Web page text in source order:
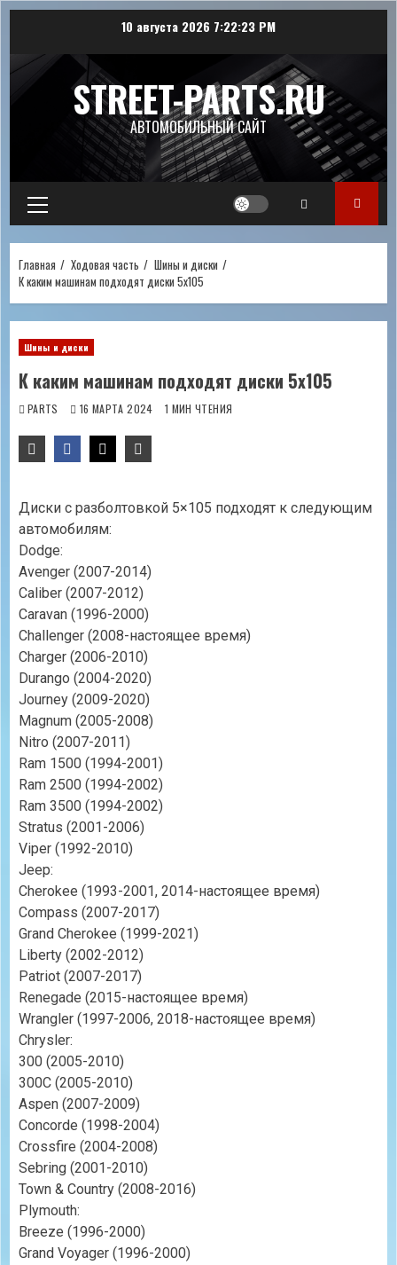
содержимому
10 августа 2026 7:22:23 PM
STREET-PARTS.RU
АВТОМОБИЛЬНЫЙ САЙТ
Основное
меню
Главная Ходовая часть
Шины и диски
К каким машинам подходят диски 5х105
Шины и диски
К каким машинам подходят диски 5х105
PARTS 16 МАРТА 2024 1 МИН ЧТЕНИЯ
Диски с разболтовкой 5×105 подходят к следующим
автомобилям:
Dodge:
Avenger (2007-2014)
Caliber (2007-2012)
Caravan (1996-2000)
Challenger (2008-настоящее время)
Charger (2006-2010)
Durango (2004-2020)
Journey (2009-2020)
Magnum (2005-2008)
Nitro (2007-2011)
Ram 1500 (1994-2001)
Ram 2500 (1994-2002)
Ram 3500 (1994-2002)
Stratus (2001-2006)
Viper (1992-2010)
Jeep:
Cherokee (1993-2001, 2014-настоящее время)
Compass (2007-2017)
Grand Cherokee (1999-2021)
Liberty (2002-2012)
Patriot (2007-2017)
Renegade (2015-настоящее время)
Wrangler (1997-2006, 2018-настоящее время)
Chrysler:
300 (2005-2010)
300C (2005-2010)
Aspen (2007-2009)
Concorde (1998-2004)
Crossfire (2004-2008)
Sebring (2001-2010)
Town & Country (2008-2016)
Plymouth:
Breeze (1996-2000)
Grand Voyager (1996-2000)